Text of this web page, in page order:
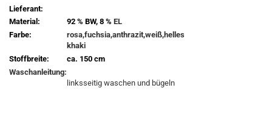
Lieferant:
Material:
92 % BW, 8 % EL
Farbe:
rosa,fuchsia,anthrazit,weiß,helles
khaki
Stoffbreite:
ca. 150 cm
Waschanleitung:
linksseitig waschen und bügeln